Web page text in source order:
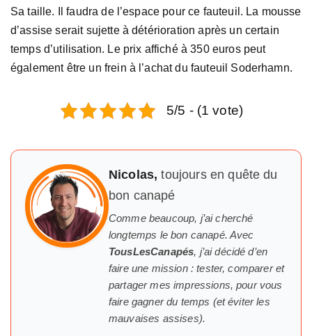
Sa taille. Il faudra de l’espace pour ce fauteuil. La mousse
d’assise serait sujette à détérioration après un certain
temps d’utilisation. Le prix affiché à 350 euros peut
également être un frein à l’achat du fauteuil Soderhamn.
5/5 - (1 vote)
Nicolas,toujours en quête du
bon canapé
Comme beaucoup, j’ai cherché
longtemps lebon canapé. Avec
TousLesCanapés, j’ai décidé d’en
faire une mission : tester, comparer et
partager mes impressions, pour vous
faire gagner du temps (et éviter les
mauvaises assises).